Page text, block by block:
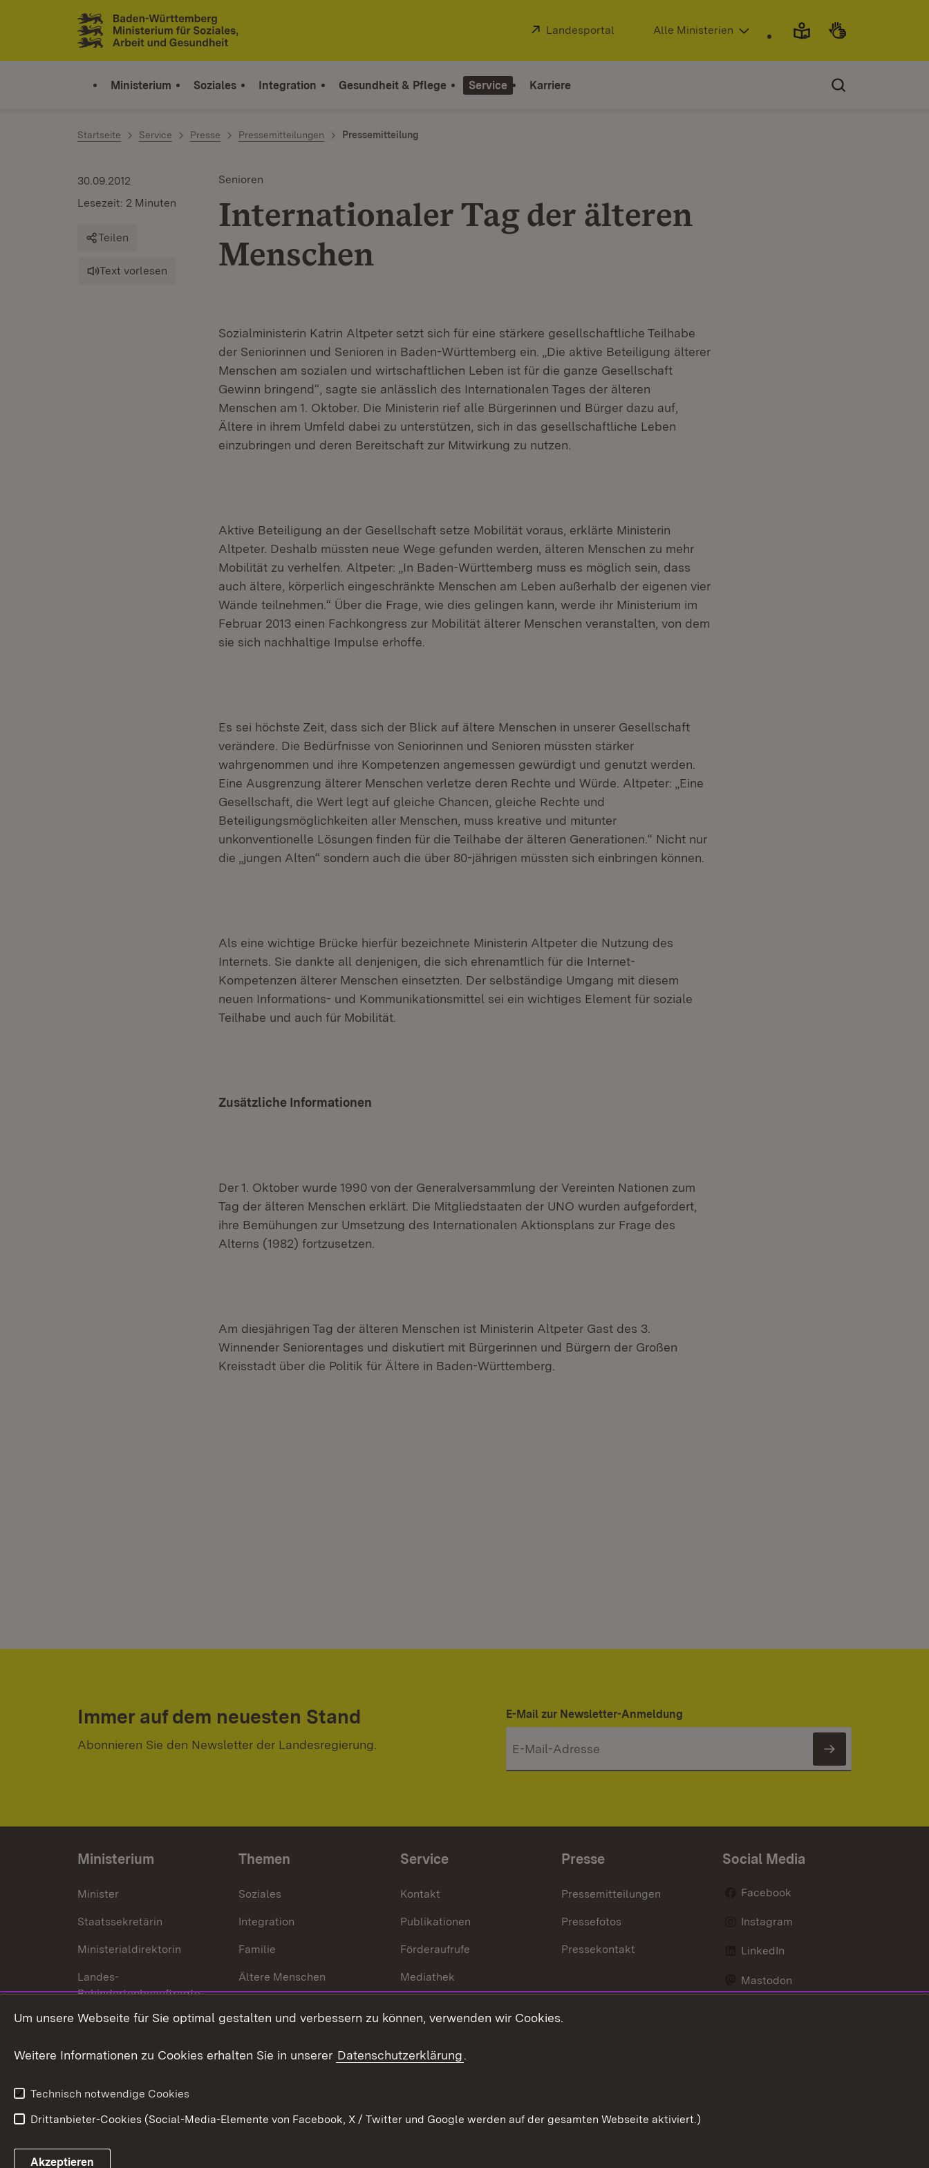
Zum Inhalt springen
Link zur Startseite
Extern:
Landesportal (Öffnet in neuem Fenster)
Alle Ministerien
Ministerium Soziales Integration Gesundheit & Pflege Service Karriere
Startseite Service Presse Pressemitteilungen Pressemitteilung
Senioren
Internationaler Tag der älteren
Menschen
30.09.2012
Lesezeit: 2 Minuten
Teilen
Text vorlesen
Sozialministerin Katrin Altpeter setzt sich für eine stärkere gesellschaftliche Teilhabe
der Seniorinnen und Senioren in Baden-Württemberg ein. „Die aktive Beteiligung älterer
Menschen am sozialen und wirtschaftlichen Leben ist für die ganze Gesellschaft
Gewinn bringend“, sagte sie anlässlich des Internationalen Tages der älteren
Menschen am 1. Oktober. Die Ministerin rief alle Bürgerinnen und Bürger dazu auf,
Ältere in ihrem Umfeld dabei zu unterstützen, sich in das gesellschaftliche Leben
einzubringen und deren Bereitschaft zur Mitwirkung zu nutzen.
Aktive Beteiligung an der Gesellschaft setze Mobilität voraus, erklärte Ministerin
Altpeter. Deshalb müssten neue Wege gefunden werden, älteren Menschen zu mehr
Mobilität zu verhelfen. Altpeter: „In Baden-Württemberg muss es möglich sein, dass
auch ältere, körperlich eingeschränkte Menschen am Leben außerhalb der eigenen vier
Wände teilnehmen.“ Über die Frage, wie dies gelingen kann, werde ihr Ministerium im
Februar 2013 einen Fachkongress zur Mobilität älterer Menschen veranstalten, von dem
sie sich nachhaltige Impulse erhoffe.
Es sei höchste Zeit, dass sich der Blick auf ältere Menschen in unserer Gesellschaft
verändere. Die Bedürfnisse von Seniorinnen und Senioren müssten stärker
wahrgenommen und ihre Kompetenzen angemessen gewürdigt und genutzt werden.
Eine Ausgrenzung älterer Menschen verletze deren Rechte und Würde. Altpeter: „Eine
Gesellschaft, die Wert legt auf gleiche Chancen, gleiche Rechte und
Beteiligungsmöglichkeiten aller Menschen, muss kreative und mitunter
unkonventionelle Lösungen finden für die Teilhabe der älteren Generationen.“ Nicht nur
die „jungen Alten“ sondern auch die über 80-jährigen müssten sich einbringen können.
Als eine wichtige Brücke hierfür bezeichnete Ministerin Altpeter die Nutzung des
Internets. Sie dankte all denjenigen, die sich ehrenamtlich für die Internet-
Kompetenzen älterer Menschen einsetzten. Der selbständige Umgang mit diesem
neuen Informations- und Kommunikationsmittel sei ein wichtiges Element für soziale
Teilhabe und auch für Mobilität.
Zusätzliche Informationen
Der 1. Oktober wurde 1990 von der Generalversammlung der Vereinten Nationen zum
Tag der älteren Menschen erklärt. Die Mitgliedstaaten der UNO wurden aufgefordert,
ihre Bemühungen zur Umsetzung des Internationalen Aktionsplans zur Frage des
Alterns (1982) fortzusetzen.
Am diesjährigen Tag der älteren Menschen ist Ministerin Altpeter Gast des 3.
Winnender Seniorentages und diskutiert mit Bürgerinnen und Bürgern der Großen
Kreisstadt über die Politik für Ältere in Baden-Württemberg.
Immer auf dem neuesten Stand
Abonnieren Sie den Newsletter der Landesregierung.
E-Mail zur Newsletter-Anmeldung
Newsletter
Ministerium
Minister
Staatssekretärin
Ministerialdirektorin
Landes-
Behindertenbeauftragte
Bürgerreferent
Karriere
Themen
Soziales
Integration
Familie
Ältere Menschen
Behinderungen
Bürgerengagement
Service
Kontakt
Publikationen
Förderaufrufe
Mediathek
Presse
Pressemitteilungen
Pressefotos
Pressekontakt
Social Media
Facebook
Instagram
LinkedIn
Mastodon
Link zum Landesportal
Um unsere Webseite für Sie optimal gestalten und verbessern zu können, verwenden wir Cookies.
Weitere Informationen zu Cookies erhalten Sie in unserer Datenschutzerklärung.
Technisch notwendige Cookies
Drittanbieter-Cookies (Social-Media-Elemente von Facebook, X / Twitter und Google werden auf der gesamten Webseite aktiviert.)
Akzeptieren